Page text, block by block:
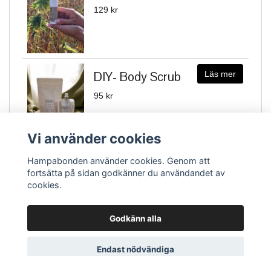
129 kr
DIY- Body Scrub
95 kr
Läs mer
Köpvillkor & Integritetspolicy
© Copyright 2026 Hampabonden
Vi använder cookies
Hampabonden använder cookies. Genom att
fortsätta på sidan godkänner du användandet av
cookies.
Godkänn alla
Endast nödvändiga